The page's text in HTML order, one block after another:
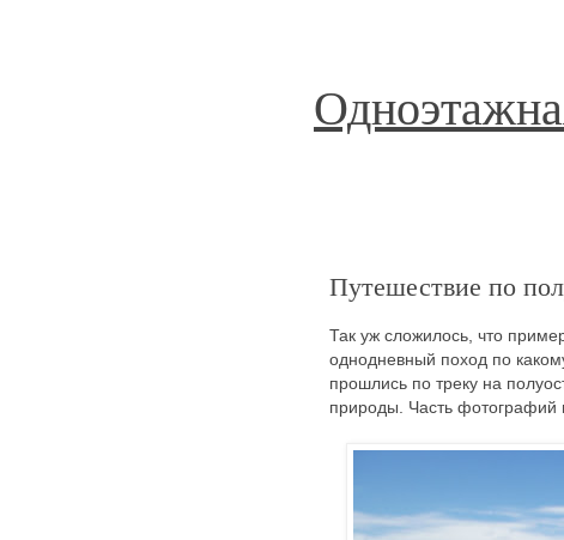
Путешествие по
Так уж сложилось, что
однодневный поход по
прошлись по треку на
природы. Часть фотографий